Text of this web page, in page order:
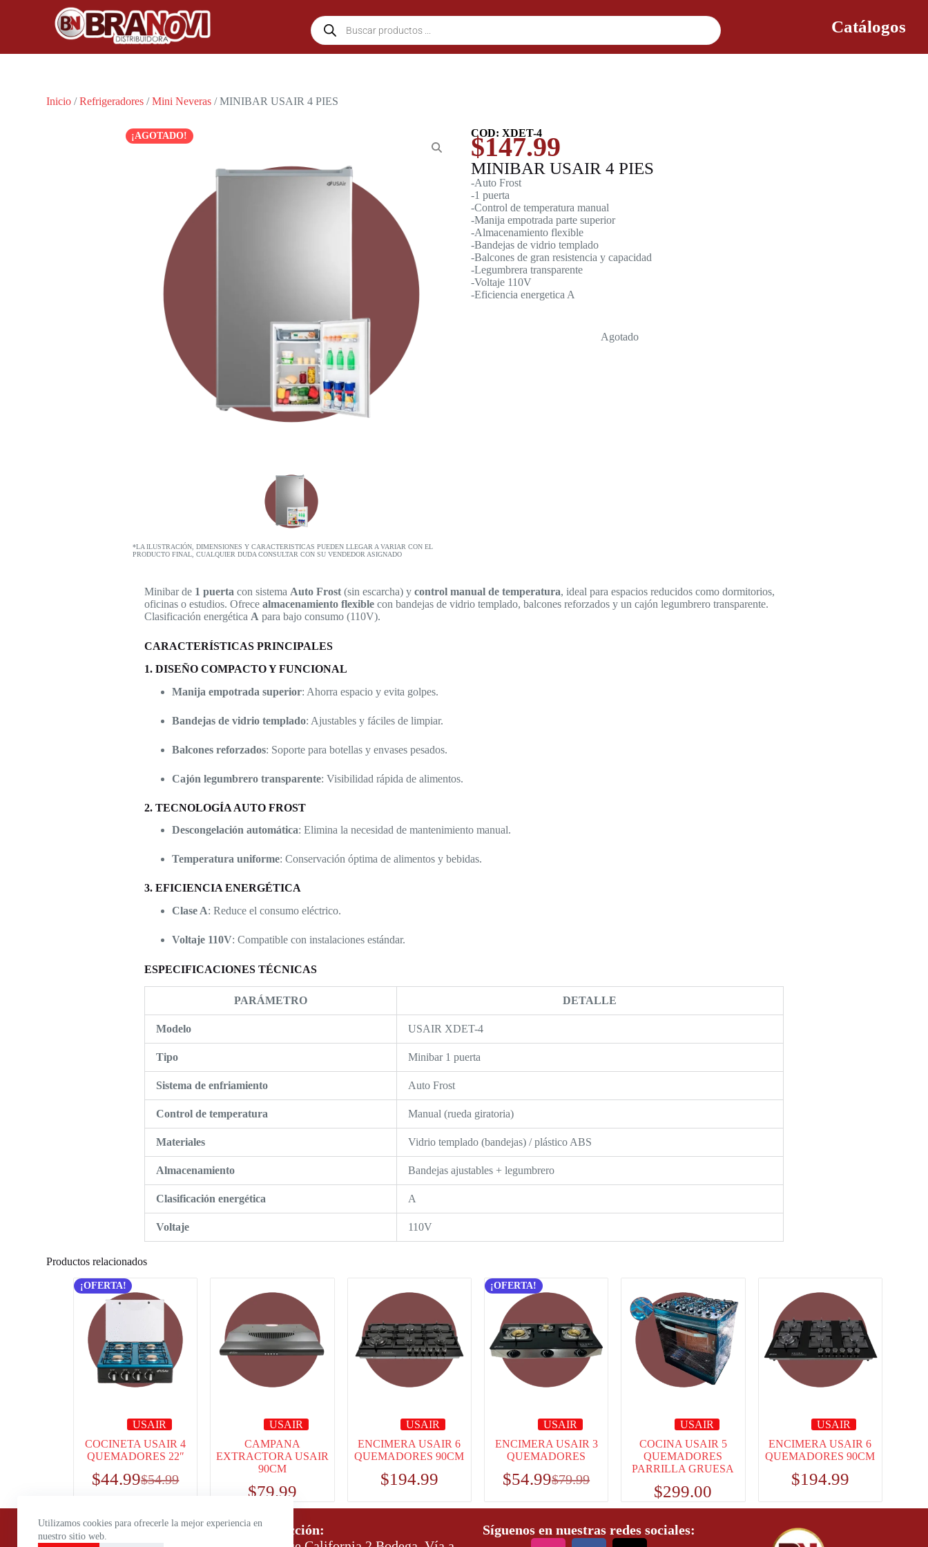
Utilizamos cookies para ofrecerle la mejor experiencia en
nuestro sitio web.
Catálogos
Inicio /Refrigeradores /Mini Neveras / MINIBAR USAIR 4 PIES
¡AGOTADO!
*LA ILUSTRACIÓN, DIMENSIONES Y CARACTERISTICAS PUEDEN LLEGAR A VARIAR CON EL
PRODUCTO FINAL, CUALQUIER DUDA CONSULTAR CON SU VENDEDOR ASIGNADO
COD: XDET-4
$147.99
MINIBAR USAIR 4 PIES
-Auto Frost
-1 puerta
-Control de temperatura manual
-Manija empotrada parte superior
-Almacenamiento flexible
-Bandejas de vidrio templado
-Balcones de gran resistencia y capacidad
-Legumbrera transparente
-Voltaje 110V
-Eficiencia energetica A
Agotado
Minibar de 1 puerta con sistema Auto Frost(sin escarcha) y control manual de temperatura, ideal para espacios reducidos como dormitorios,
oficinas o estudios. Ofrece almacenamiento flexiblecon bandejas de vidrio templado, balcones reforzados y un cajón legumbrero transparente.
Clasificación energética A para bajo consumo (110V).
CARACTERÍSTICAS PRINCIPALES
1. DISEÑO COMPACTO Y FUNCIONAL
Manija empotrada superior: Ahorra espacio y evita golpes.
Bandejas de vidrio templado: Ajustables y fáciles de limpiar.
Balcones reforzados: Soporte para botellas y envases pesados.
Cajón legumbrero transparente: Visibilidad rápida de alimentos.
2. TECNOLOGÍA AUTO FROST
Descongelación automática: Elimina la necesidad de mantenimiento manual.
Temperatura uniforme: Conservación óptima de alimentos y bebidas.
3. EFICIENCIA ENERGÉTICA
Clase A: Reduce el consumo eléctrico.
Voltaje 110V: Compatible con instalaciones estándar.
ESPECIFICACIONES TÉCNICAS
PARÁMETRO DETALLE
Modelo USAIR XDET-4
Tipo Minibar 1 puerta
Sistema de enfriamiento Auto Frost
Control de temperatura Manual (rueda giratoria)
Materiales Vidrio templado (bandejas) / plástico ABS
Almacenamiento Bandejas ajustables + legumbrero
Clasificación energética A
Voltaje 110V
Productos relacionados
¡OFERTA!
USAIR
COCINETA USAIR 4
QUEMADORES 22″
$54.99
$44.99
USAIR
CAMPANA
EXTRACTORA USAIR
90CM
$79.99
USAIR
ENCIMERA USAIR 6
QUEMADORES 90CM
$194.99
¡OFERTA!
USAIR
ENCIMERA USAIR 3
QUEMADORES
$79.99
$54.99
USAIR
COCINA USAIR 5
QUEMADORES
PARRILLA GRUESA
$299.00
USAIR
ENCIMERA USAIR 6
QUEMADORES 90CM
$194.99
Horario de atención:
Dirección:
Síguenos en nuestras redes sociales: